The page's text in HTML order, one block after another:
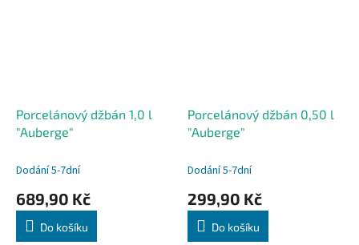
Porcelánový džbán 1,0 l
"Auberge"
Dodání 5-7dní
689,90 Kč
Do košíku
Porcelánový džbán 0,50 l
"Auberge"
Dodání 5-7dní
299,90 Kč
Do košíku